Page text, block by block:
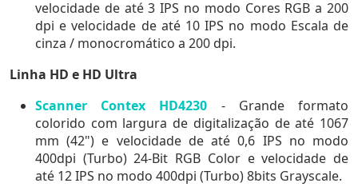
velocidade de até 3 IPS no modo Cores RGB a 200
dpi e velocidade de até 10 IPS no modo Escala de
cinza / monocromático a 200 dpi.
Linha HD e HD Ultra
Scanner Contex HD4230
- Grande formato
colorido com largura de digitalização de até 1067
mm (42") e velocidade de até 0,6 IPS no modo
400dpi (Turbo) 24-Bit RGB Color e velocidade de
até 12 IPS no modo 400dpi (Turbo) 8bits Grayscale.